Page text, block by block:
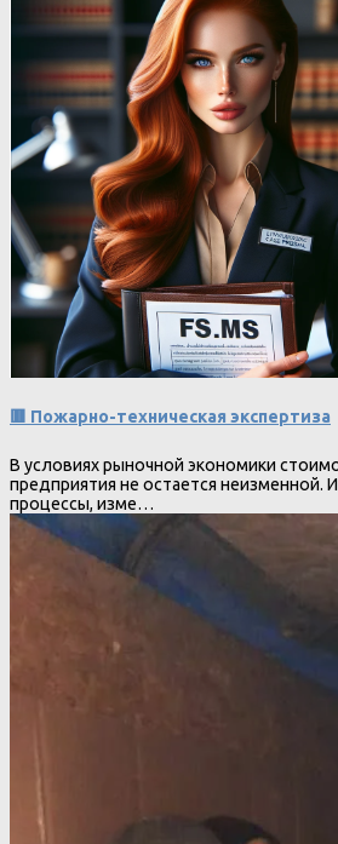
🟥 Пожарно-техническая экспертиза
В условиях рыночной экономики
предприятия не остается неизменной.
процессы, изме…